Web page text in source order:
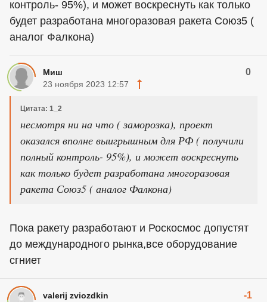
контроль- 95%), и может воскреснуть как только
будет разработана многоразовая ракета Союз5 (
аналог Фалкона)
Миш 0
23 ноября 2023 12:57
Цитата: 1_2
несмотря ни на что ( заморозка), проект
оказался вполне выигрышным для РФ ( получили
полный контроль- 95%), и может воскреснуть
как только будет разработана многоразовая
ракета Союз5 ( аналог Фалкона)
Пока ракету разработают и Роскосмос допустят
до международного рынка,все оборудование
сгниет
valerij zviozdkin -1